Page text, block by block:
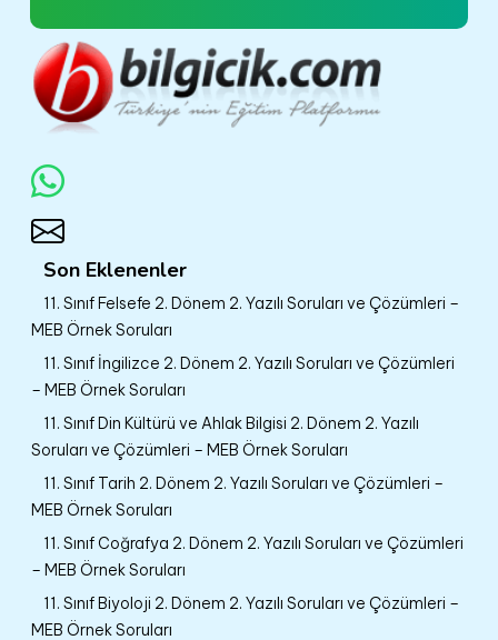
Son Eklenenler
11. Sınıf Felsefe 2. Dönem 2. Yazılı Soruları ve Çözümleri –
MEB Örnek Soruları
11. Sınıf İngilizce 2. Dönem 2. Yazılı Soruları ve Çözümleri
– MEB Örnek Soruları
11. Sınıf Din Kültürü ve Ahlak Bilgisi 2. Dönem 2. Yazılı
Soruları ve Çözümleri – MEB Örnek Soruları
11. Sınıf Tarih 2. Dönem 2. Yazılı Soruları ve Çözümleri –
MEB Örnek Soruları
11. Sınıf Coğrafya 2. Dönem 2. Yazılı Soruları ve Çözümleri
– MEB Örnek Soruları
11. Sınıf Biyoloji 2. Dönem 2. Yazılı Soruları ve Çözümleri –
MEB Örnek Soruları